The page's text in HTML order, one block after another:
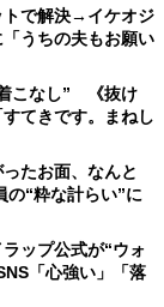
で解決→イケオジ
うちの夫もお願い
着こなし” 《抜け
てきです。まねし
たお面、なんと
“粋な計らい”に
ップ公式が“ウォ
「心強い」「落